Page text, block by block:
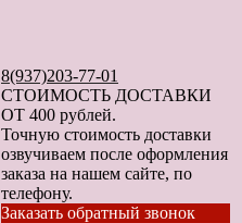
8(937)203-77-01
СТОИМОСТЬ ДОСТАВКИ
ОТ 400 рублей.
Точную стоимость доставки
озвучиваем после оформления
заказа на нашем сайте, по
телефону.
Заказать обратный звонок